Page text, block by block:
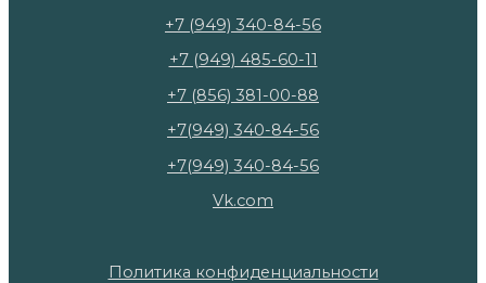
+7 (949) 340-84-56
+7 (949) 485-60-11
+7 (856) 381-00-88
+7(949) 340-84-56
+7(949) 340-84-56
Vk.com
Политика конфиденциальности